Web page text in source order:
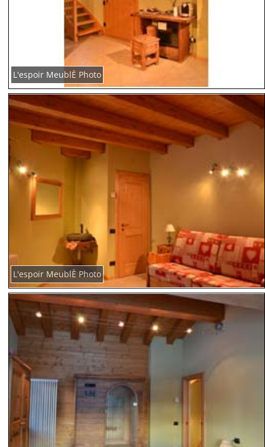
L'espoir MeublÈ Photo
L'espoir MeublÈ Photo